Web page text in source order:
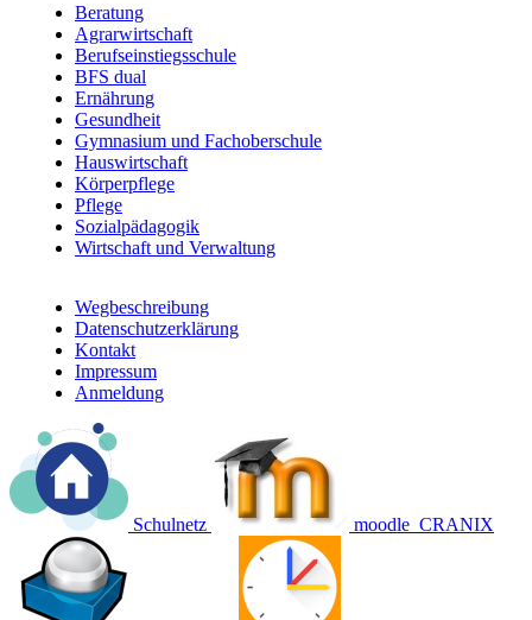
Berufsfelder
Beratung
Agrarwirtschaft
Berufseinstiegsschule
BFS dual
Ernährung
Gesundheit
Gymnasium und Fachoberschule
Hauswirtschaft
Körperpflege
Pflege
Sozialpädagogik
Wirtschaft und Verwaltung
Footer
menu
Wegbeschreibung
Datenschutzerklärung
Kontakt
Impressum
Anmeldung
Schulnetz moodle CRANIX